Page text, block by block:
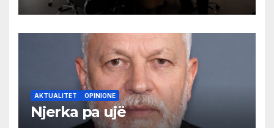
AKTUALITET OPINIONE
Njerka pa ujë